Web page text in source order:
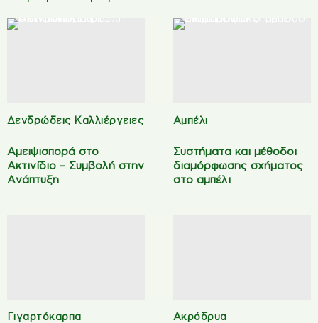
Δενδρώδεις Καλλιέργειες
Αμειψισπορά στο
Ακτινίδιο – Συμβολή στην
Ανάπτυξη
Αμπέλι
Συστήματα και μέθοδοι
διαμόρφωσης σχήματος
στο αμπέλι
Γιγαρτόκαρπα Ακρόδρυα